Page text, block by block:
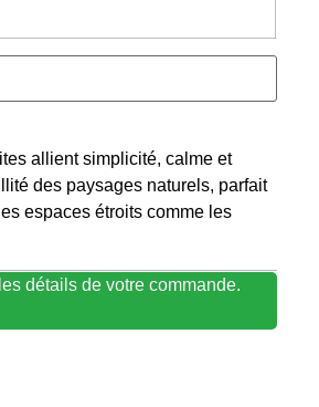
allient simplicité, calme et
des paysages naturels, parfait
espaces étroits comme les
détails de votre commande.